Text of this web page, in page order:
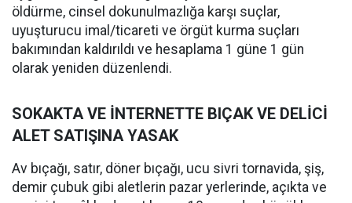
öldürme, cinsel dokunulmazlığa karşı suçlar,
uyuşturucu imal/ticareti ve örgüt kurma suçları
bakımından kaldırıldı ve hesaplama 1 güne 1 gün
olarak yeniden düzenlendi.
SOKAKTA VE İNTERNETTE BIÇAK VE DELİCİ
ALET SATIŞINA YASAK
Av bıçağı, satır, döner bıçağı, ucu sivri tornavida, şiş,
demir çubuk gibi aletlerin pazar yerlerinde, açıkta ve